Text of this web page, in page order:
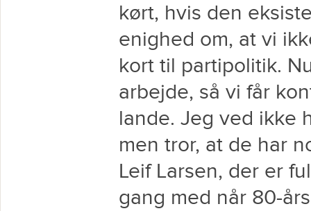
kørt, hvis den
enighed om, at vi
kort til partipolitik.
arbejde, så vi får
lande. Jeg ved ikke
men tror, at de har
Leif Larsen, der er
gang med når 80-